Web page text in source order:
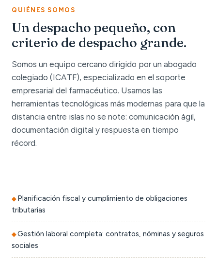
QUIÉNES SOMOS
Un despacho pequeño, con
criterio de despacho grande.
Somos un equipo cercano dirigido por un abogado
colegiado (ICATF), especializado en el soporte
empresarial del farmacéutico. Usamos las
herramientas tecnológicas más modernas para que la
distancia entre islas no se note: comunicación ágil,
documentación digital y respuesta en tiempo
récord.
Planificación fiscal y cumplimiento de obligaciones
tributarias
Gestión laboral completa: contratos, nóminas y seguros
sociales